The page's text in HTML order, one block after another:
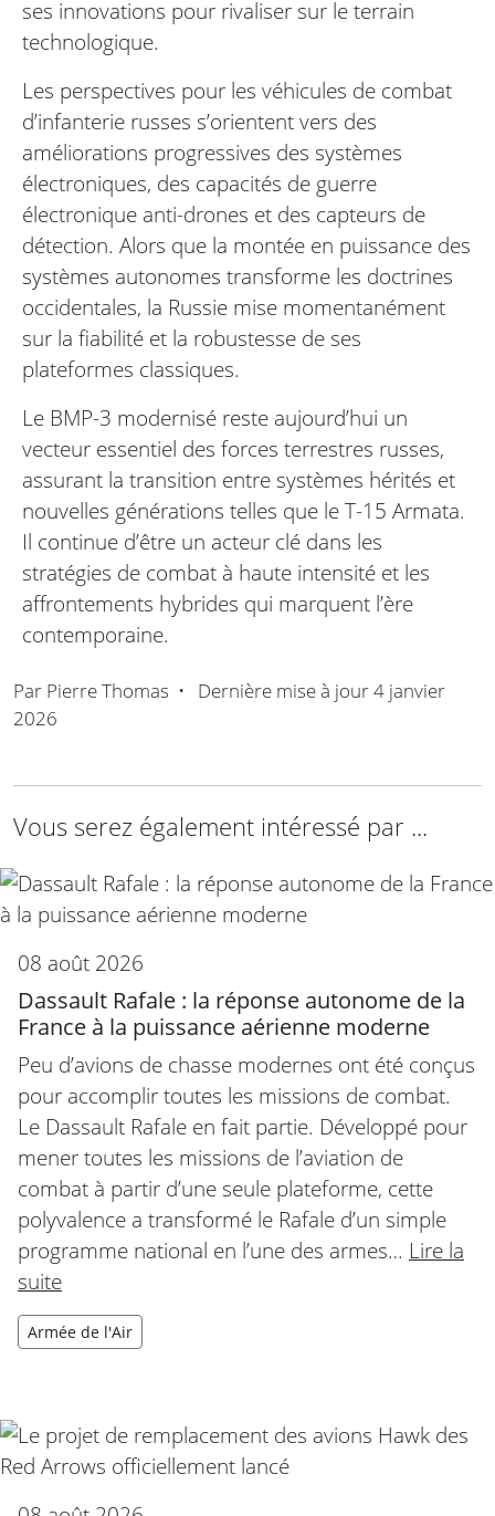
ses innovations pour rivaliser sur le terrain
technologique.
Les perspectives pour les véhicules de combat
d’infanterie russes s’orientent vers des
améliorations progressives des systèmes
électroniques, des capacités de guerre
électronique anti-drones et des capteurs de
détection. Alors que la montée en puissance des
systèmes autonomes transforme les doctrines
occidentales, la Russie mise momentanément
sur la fiabilité et la robustesse de ses
plateformes classiques.
Le BMP-3 modernisé reste aujourd’hui un
vecteur essentiel des forces terrestres russes,
assurant la transition entre systèmes hérités et
nouvelles générations telles que le T-15 Armata.
Il continue d’être un acteur clé dans les
stratégies de combat à haute intensité et les
affrontements hybrides qui marquent l’ère
contemporaine.
Par Pierre Thomas • Dernière mise à jour4 janvier
2026
Vous serez également intéressé par ...
08 août 2026
Dassault Rafale : la réponse autonome de la
France à la puissance aérienne moderne
Peu d’avions de chasse modernes ont été conçus
pour accomplir toutes les missions de combat.
Le Dassault Rafale en fait partie. Développé pour
mener toutes les missions de l’aviation de
combat à partir d’une seule plateforme, cette
polyvalence a transformé le Rafale d’un simple
programme national en l’une des armes… Lire la
suite
Armée de l'Air